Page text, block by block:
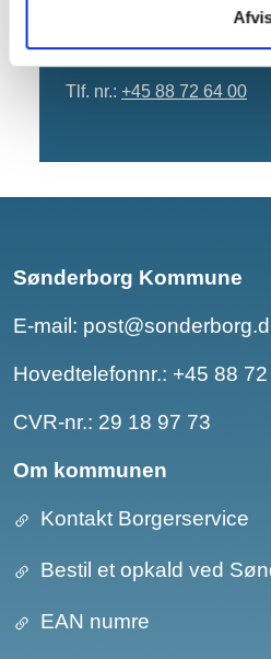
E-mail:
Tlf. nr.: +45 88 72 64 00
Sønderborg Kommune
E-mail:
Hovedtelefonnr.: +45 88
CVR-nr.: 29 18 97 73
Om kommunen
Kontakt Borgerservice
Bestil et opkald ved
EAN numre